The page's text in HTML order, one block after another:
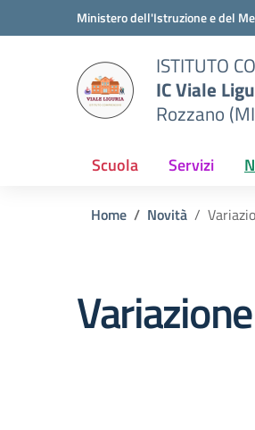
Vai ai contenuti
Vai al menu di navigazioneMinistero dell'Istruzione e del
ISTITUTO
IC Viale
Rozzano
Scuola Servizi
Home Novità